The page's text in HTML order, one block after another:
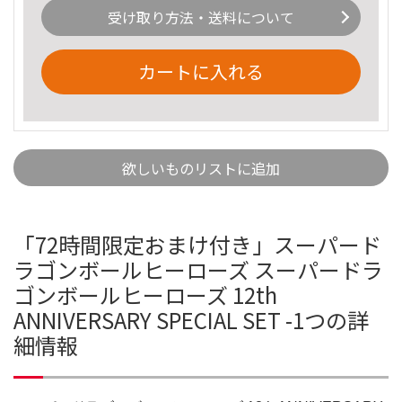
受け取り方法・送料について
カートに入れる
欲しいものリストに追加
「72時間限定おまけ付き」スーパード
ラゴンボールヒーローズ スーパードラ
ゴンボールヒーローズ 12th
ANNIVERSARY SPECIAL SET -1つの詳
細情報